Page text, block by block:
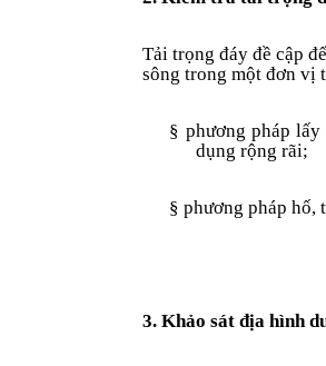
Tải trọng đáy đề cập
sông trong một đơn vị
§ phương pháp
dụng rộng rãi;
§ phương pháp hố,
3. Khảo sát địa hình